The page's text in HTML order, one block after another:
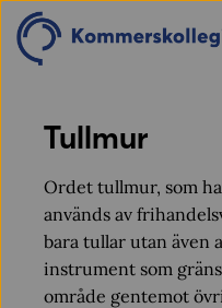
Tullmur
Ordet tullmur, som
används av
bara tullar utan även
instrument som
område gentemot